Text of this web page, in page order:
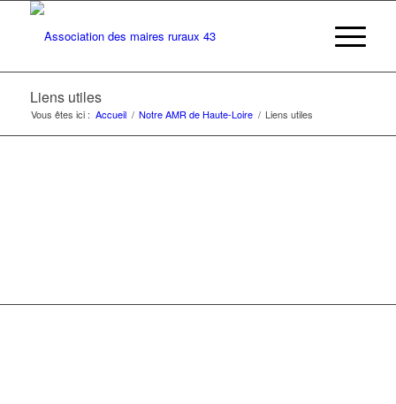
Liens utiles
Vous êtes ici : Accueil / Notre AMR de Haute-Loire / Liens utiles